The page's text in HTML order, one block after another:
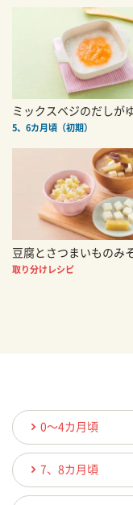
ミックスベジのだしが
5、6カ月頃（初期）
豆腐とさつまいものみ
取り分けレシピ
0〜4カ月頃
7、8カ月頃